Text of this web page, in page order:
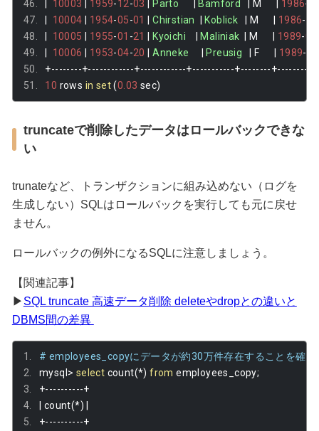
10003 1959-12-03 Parto Bamford M 1986-
10004 1954-05-01 Chirstian Koblick M 1986-
10005 1955-01 -21 Kyoichi Maliniak M 1989-09
10006 1953-04-20 Anneke Preusig F 1989-
+--------+------------+------------+-----------+--------
10 rows in set (0.03 sec)
truncateで削除したデータはロールバックできな
い
trunateなど、トランザクションに組み込めない（ログを
生成しない）SQLはロールバックを実行しても元に戻せ
ません。
ロールバックの例外になるSQLに注意しましょう。
【関連記事】
▶ SQL truncate 高速データ削除 deleteやdropとの違いと
DBMS間の差異
# employees_copyにデータが約30万件存在することを確認
mysql > select count(*) from employees_copy;
+----------+
count(*)
+----------+